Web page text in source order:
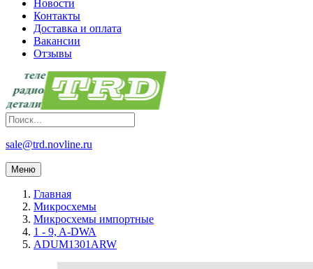
Новости
Контакты
Доставка и оплата
Вакансии
Отзывы
sale@trd.novline.ru
Меню
Главная
Микросхемы
Микросхемы импортные
1 - 9, A-DWA
ADUM1301ARW